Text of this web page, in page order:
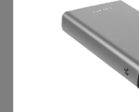
Samsung |Anymode
Tab
Tablet
SOFORT